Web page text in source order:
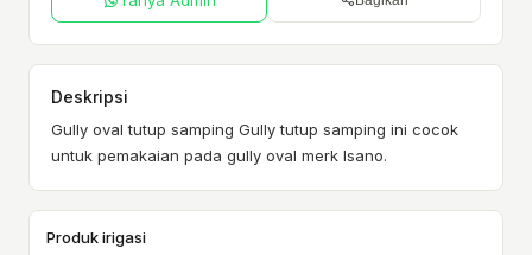
Deskripsi
Gully oval tutup samping Gully tutup samping ini cocok
untuk pemakaian pada gully oval merk Isano.
Produk irigasi